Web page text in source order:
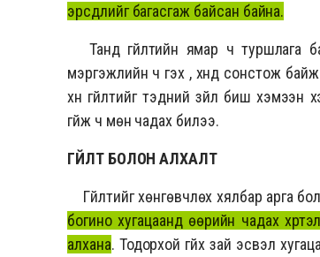
эрсдлийг багасгаж байсан байна.
Танд гүйлтийн ямар ч туршлага
мэргэжлийн ч гэх үү, хүнд сонстож
хүн гүйлтийг тэдний зүйл биш
гүйж ч мөн чадах билээ.
ГҮЙЛТ БОЛОН АЛХАЛТ
Гүйлтийг хөнгөвчлөх хялбар арга
богино хугацаанд өөрийн чадах
алхана. Тодорхой гүйх зай эсвэл